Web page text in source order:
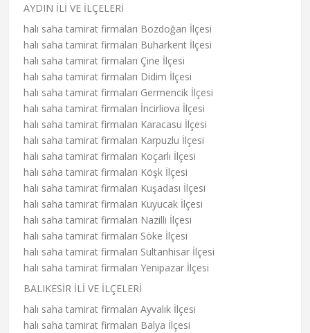
AYDIN İLİ VE İLÇELERİ
halı saha tamirat firmaları Bozdoğan İlçesi
halı saha tamirat firmaları Buharkent İlçesi
halı saha tamirat firmaları Çine İlçesi
halı saha tamirat firmaları Didim İlçesi
halı saha tamirat firmaları Germencik İlçesi
halı saha tamirat firmaları İncirliova İlçesi
halı saha tamirat firmaları Karacasu İlçesi
halı saha tamirat firmaları Karpuzlu İlçesi
halı saha tamirat firmaları Koçarlı İlçesi
halı saha tamirat firmaları Köşk İlçesi
halı saha tamirat firmaları Kuşadası İlçesi
halı saha tamirat firmaları Kuyucak İlçesi
halı saha tamirat firmaları Nazilli İlçesi
halı saha tamirat firmaları Söke İlçesi
halı saha tamirat firmaları Sultanhisar İlçesi
halı saha tamirat firmaları Yenipazar İlçesi
BALIKESİR İLİ VE İLÇELERİ
halı saha tamirat firmaları Ayvalık İlçesi
halı saha tamirat firmaları Balya İlçesi